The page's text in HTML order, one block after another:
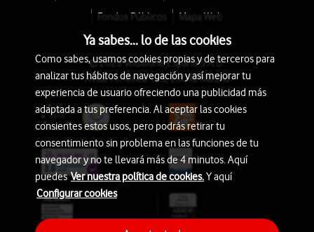
Fondos Públicos
Mapa Web
© 2026 Vodafone España S.A.U.
Avda. América 115, 28042 Madrid
Ya sabes... lo de las cookies
Como sabes, usamos cookies propias y de terceros para
analizar tus hábitos de navegación y así mejorar tu
experiencia de usuario ofreciendo una publicidad más
adaptada a tus preferencia. Al aceptar las cookies
consientes estos usos, pero podrás retirar tu
consentimiento sin problema en las funciones de tu
navegador y no te llevará más de 4 minutos. Aquí
puedesVer nuestra política de cookies.Y aquí
Configurar cookies